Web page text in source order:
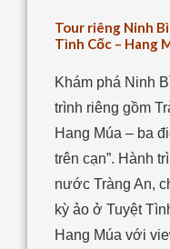
Tour riêng Ninh
Tình Cốc – Hang
Khám phá Ninh
trình riêng gồm
Hang Múa – ba
trên cạn”. Hành
nước Tràng An,
kỳ ảo ở Tuyệt
Hang Múa với